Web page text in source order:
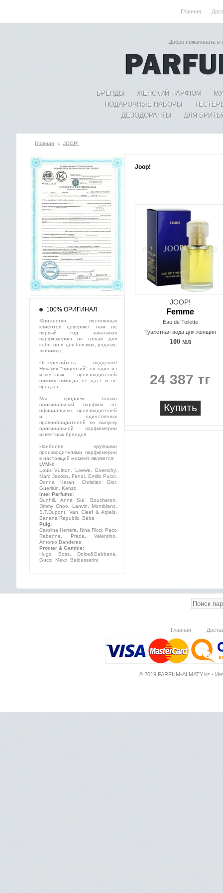
Главная
Добро пожаловать
БРЕНДЫ ЖЕНСКИЙ ПАРФЮМ
ПОДАРОЧНЫЕ НАБОРЫ
ДЕЗОДОРАНТЫ
ДЛЯ
Главная JOOP!
Joop!
JOOP!
Femme
Eau de Toilette
Туалетная вода для женщин
100 мл
24 387 тг
Купить
100% ОРИГИНАЛ
Множество постоянных
клиентов доверяют нам не
первый год, заказывая
парфюмерию не только для
себя, но и для близких, родных,
любимых.
Остерегайтесь подделок!
Никаких "лицензий" ни один из
известных производителей
никому никогда не даст и не
продаст.
Мы продаем только
оригинальный парфюм от
официальных производителей
и единственых
правообладателей по выпуску
оригинальной парфюмерии
известных брендов.
Наиболее крупными
производителями парфюмерии
в настоящий момент являются:
LVMH:
Louis Vuitton, Loewe, Givenchy,
Marc Jacobs, Fendi, Emilio Pucci,
Donna Karan, Christian Dior,
Guerlain, Kenzo
Inter Parfums:
Dunhill, Anna Sui, Boucheron,
Jimmy Choo, Lanvin, Montblanc,
S.T.Dupont, Van Cleef & Arpels,
Banana Republic, Bebe
Puig:
Carolina Herrera, Nina Ricci, Paco
Rabanne, Prada, Valentino,
Antonio Banderas
Procter & Gamble:
Hugo Boss, Dolce&Gabbana,
Gucci, Mexx, Baldessarini
Главная
© 2019 PARFUM-ALMATY.kz -